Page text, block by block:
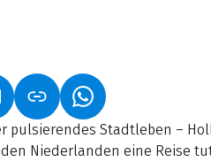
IN NEUEM TAB)
ÖFFNET IN NEUEM TAB)
(LINK ÖFFNET IN
pulsierendes Stadtleben –
Niederlanden eine Reise